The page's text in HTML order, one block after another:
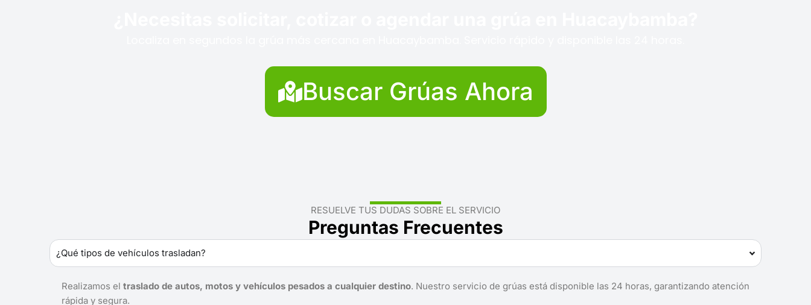
Buscar Grúas Ahora
RESUELVE TUS DUDAS SOBRE EL SERVICIO
Preguntas Frecuentes
¿Qué tipos de vehículos trasladan?
Realizamos el traslado de autos, motos y vehículos pesados a cualquier destino. Nuestro servicio de grúas está disponible las 24 horas, garantizando atención
rápida y segura.